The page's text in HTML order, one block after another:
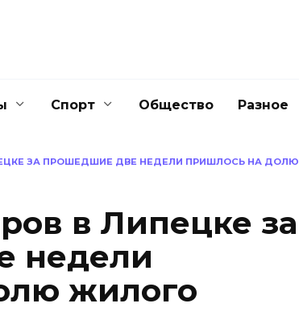
Спорт Общество Разное
ЗА ПРОШЕДШИЕ ДВЕ НЕДЕЛИ ПРИШЛОСЬ НА ДОЛЮ
в Липецке за
недели
жилого